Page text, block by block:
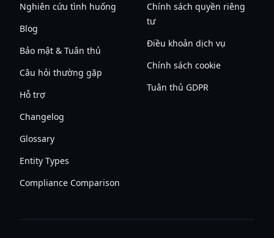
Nghiên cứu tình huống
Blog
Bảo mật & Tuân thủ
Câu hỏi thường gặp
Hỗ trợ
Changelog
Glossary
Entity Types
Compliance Comparison
Chính sách quyền riêng
tư
Điều khoản dịch vụ
Chính sách cookie
Tuân thủ GDPR